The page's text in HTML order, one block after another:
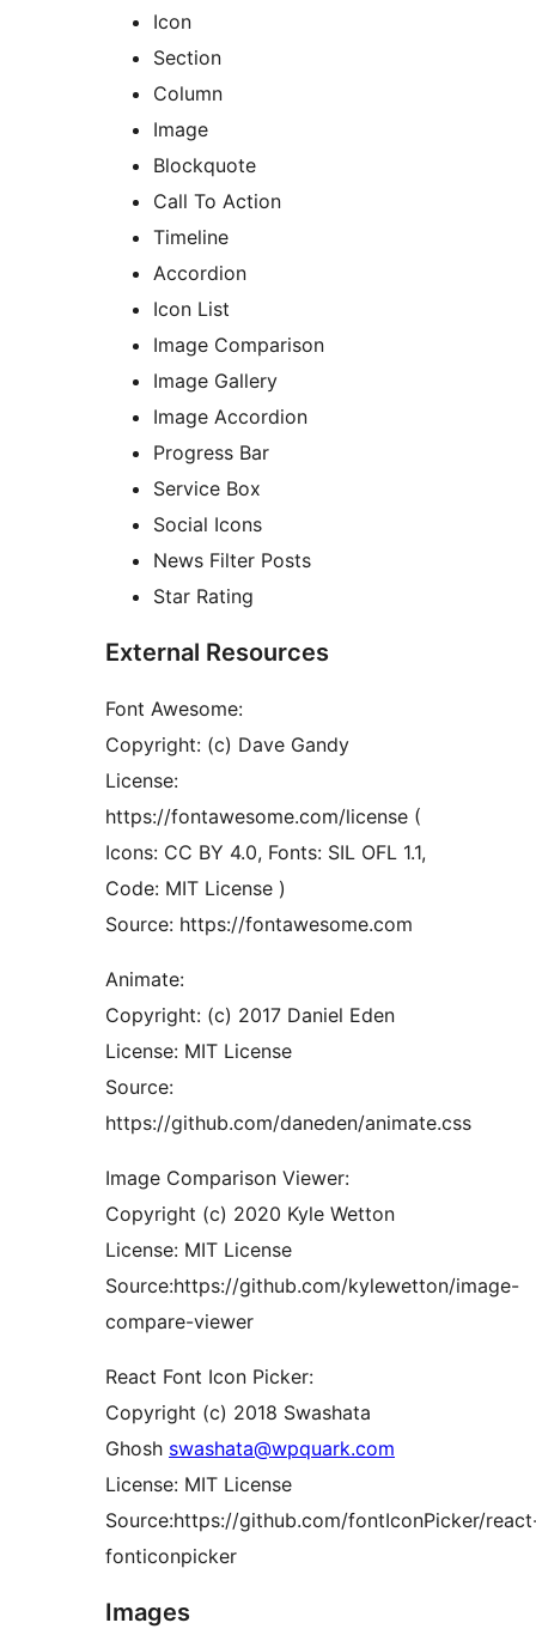
Icon
Section
Column
Image
Blockquote
Call To Action
Timeline
Accordion
Icon List
Image Comparison
Image Gallery
Image Accordion
Progress Bar
Service Box
Social Icons
News Filter Posts
Star Rating
External Resources
Font Awesome:
Copyright: (c) Dave Gandy
License:
https://fontawesome.com/license (
Icons: CC BY 4.0, Fonts: SIL OFL 1.1,
Code: MIT License )
Source: https://fontawesome.com
Animate:
Copyright: (c) 2017 Daniel Eden
License: MIT License
Source:
https://github.com/daneden/animate.css
Image Comparison Viewer:
Copyright (c) 2020 Kyle Wetton
License: MIT License
Source:https://github.com/kylewetton/image-
compare-viewer
React Font Icon Picker:
Copyright (c) 2018 Swashata
Ghosh swashata@wpquark.com
License: MIT License
Source:https://github.com/fontIconPicker/
fonticonpicker
Images